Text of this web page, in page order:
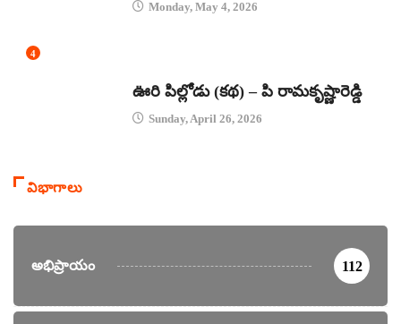
Monday, May 4, 2026
4
ఊరి పిల్లోడు (కథ) – పి రామకృష్ణారెడ్డి
Sunday, April 26, 2026
విభాగాలు
అభిప్రాయం 112